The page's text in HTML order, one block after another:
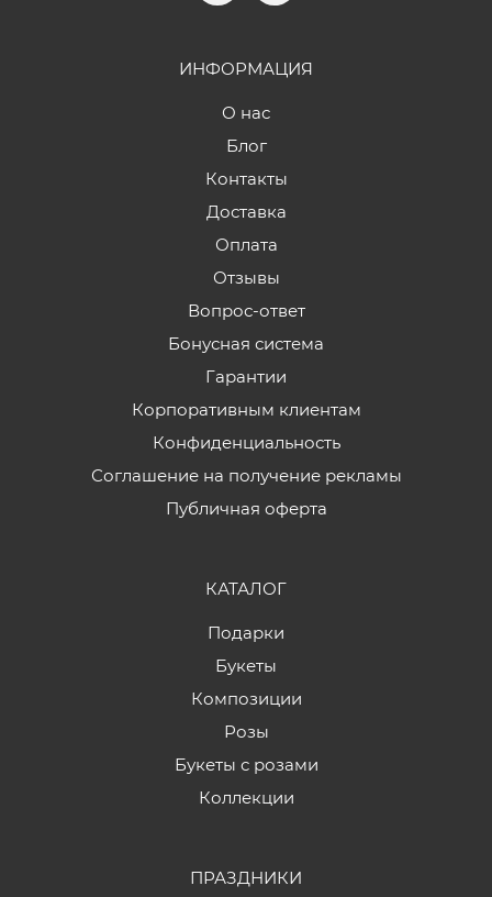
ИНФОРМАЦИЯ
О нас
Блог
Контакты
Доставка
Оплата
Отзывы
Вопрос-ответ
Бонусная система
Гарантии
Корпоративным клиентам
Конфиденциальность
Соглашение на получение рекламы
Публичная оферта
КАТАЛОГ
Подарки
Букеты
Композиции
Розы
Букеты с розами
Коллекции
ПРАЗДНИКИ